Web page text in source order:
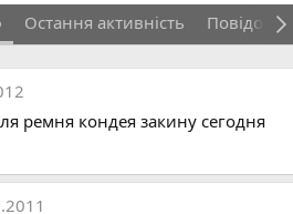
Остання активність
ремня кондея закину сегодня